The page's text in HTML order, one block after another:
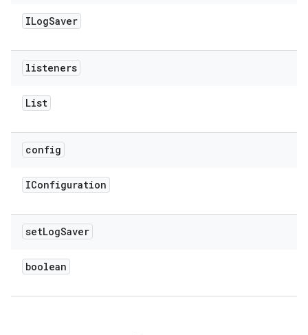
ILogSaver
listeners
List
config
IConfiguration
setLogSaver
boolean